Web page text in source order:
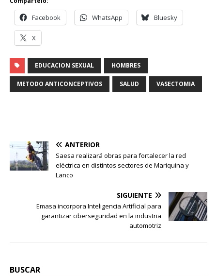
Facebook WhatsApp Bluesky
X
EDUCACION SEXUAL HOMBRES
METODO ANTICONCEPTIVOS SALUD VASECTOMIA
ANTERIOR
Saesa realizará obras para fortalecer la red
eléctrica en distintos sectores de Mariquina y
Lanco
SIGUIENTE
Emasa incorpora Inteligencia Artificial para
garantizar ciberseguridad en la industria
automotriz
BUSCAR